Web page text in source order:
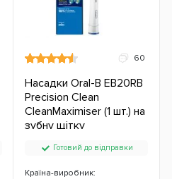
60
Насадки Oral-B EB20RB
Precision Clean
CleanMaximiser (1 шт.) на
зубну щітку
Готовий до відправки
Країна-виробник: